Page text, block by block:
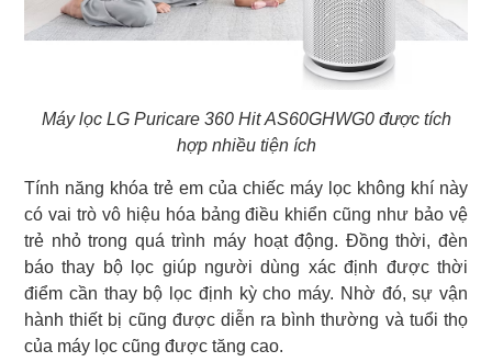
Máy lọc LG Puricare 360 Hit AS60GHWG0 được tích
hợp nhiều tiện ích
Tính năng khóa trẻ em của chiếc máy lọc không khí này
có vai trò vô hiệu hóa bảng điều khiển cũng như bảo vệ
trẻ nhỏ trong quá trình máy hoạt động. Đồng thời, đèn
báo thay bộ lọc giúp người dùng xác định được thời
điểm cần thay bộ lọc định kỳ cho máy. Nhờ đó, sự vận
hành thiết bị cũng được diễn ra bình thường và tuổi thọ
của máy lọc cũng được tăng cao.